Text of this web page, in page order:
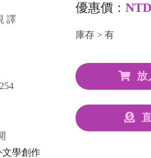
譯
文學創作
優惠價：
庫存 > 有
放